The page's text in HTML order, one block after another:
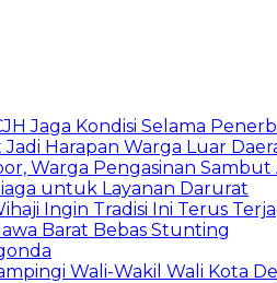
Jaga Kondisi Selama
Harapan Warga Luar
Warga Pengasinan Sambut
untuk Layanan Darurat
Ingin Tradisi Ini Terus
Barat Bebas Stunting
Wali-Wakil Wali Kota